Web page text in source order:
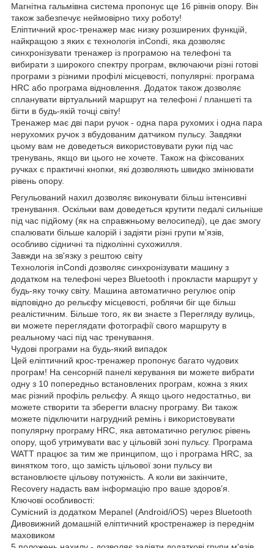
Магнітна гальмівна система пропонує ще 16 рівнів опору. Він
також забезпечує неймовірно тиху роботу!
Еліптичний крос-тренажер має низку розширених функцій,
найкращою з яких є технологія inCondi, яка дозволяє
синхронізувати тренажер із програмою на телефоні та
вибирати з широкого спектру програм, включаючи різні готові
програми з різними профілі місцевості, популярні: програма
HRC або програма відновлення. Додаток також дозволяє
спланувати віртуальний маршрут на телефоні / планшеті та
бігти в будь-якій точці світу!
Тренажер має дві пари ручок - одна пара рухомих і одна пара
нерухомих ручок з вбудованим датчиком пульсу. Завдяки
цьому вам не доведеться використовувати руки під час
тренувань, якщо ви цього не хочете. Також на фіксованих
ручках є практичні кнопки, які дозволяють швидко змінювати
рівень опору.
Регульований нахил дозволяє виконувати більш інтенсивні
тренування. Оскільки вам доведеться крутити педалі сильніше
під час підйому (як на справжньому велосипеді), це дає змогу
спалювати більше калорій і задіяти різні групи м’язів,
особливо сідничні та підколінні сухожилля.
Завжди на зв'язку з рештою світу
Технологія inCondi дозволяє синхронізувати машину з
додатком на телефоні через Bluetooth і прокласти маршрут у
будь-яку точку світу. Машина автоматично регулює опір
відповідно до рельєфу місцевості, роблячи біг ще більш
реалістичним. Більше того, як ви знаєте з Перегляду вулиць,
ви можете переглядати фотографії свого маршруту в
реальному часі під час тренування.
Чудові програми на будь-який випадок
Цей еліптичний крос-тренажер пропонує багато чудових
програм! На сенсорній панелі керування ви можете вибрати
одну з 10 попередньо встановлених програм, кожна з яких
має різний профіль рельєфу. А якщо цього недостатньо, ви
можете створити та зберегти власну програму. Ви також
можете підключити нагрудний ремінь і використовувати
популярну програму HRC, яка автоматично регулює рівень
опору, щоб утримувати вас у цільовій зоні пульсу. Програма
WATT працює за тим же принципом, що і програма HRC, за
винятком того, що замість цільової зони пульсу ви
встановлюєте цільову потужність. А коли ви закінчите,
Recovery надасть вам інформацію про ваше здоров’я.
Ключові особливості:
Сумісний із додатком Mepanel (Android/iOS) через Bluetooth
Дивовижний домашній еліптичний кростренажер із переднім
маховиком